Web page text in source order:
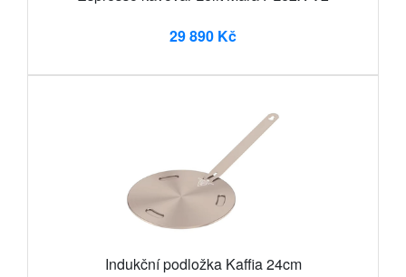
29 890 Kč
Indukční podložka Kaffia 24cm